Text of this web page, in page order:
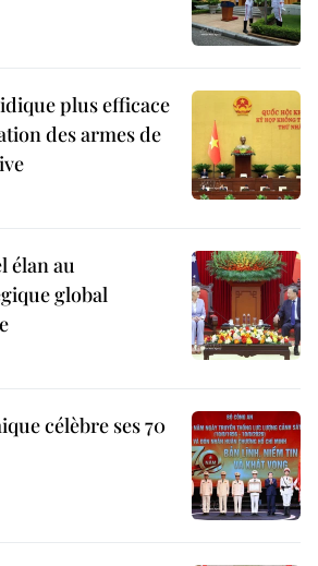
plus efficace
des armes de
élan au
global
célèbre ses 70